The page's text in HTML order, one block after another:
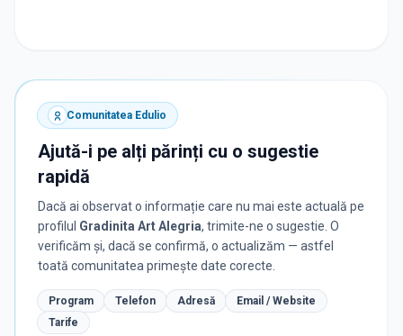
Comunitatea Edulio
Ajută-i pe alți părinți cu o sugestie
rapidă
Dacă ai observat o informație care nu mai este actuală pe
profilul Gradinita Art Alegria, trimite-ne o sugestie. O
verificăm și, dacă se confirmă, o actualizăm — astfel
toată comunitatea primește date corecte.
Program Telefon Adresă
Email / Website
Tarife